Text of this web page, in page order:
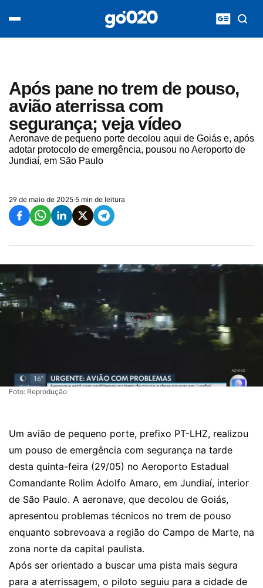
Após pane no trem de pouso,
avião aterrissa com
segurança; veja vídeo
Aeronave de pequeno porte decolou aqui de Goiás e, após
adotar protocolo de emergência, pousou no Aeroporto de
Jundiaí, em São Paulo
29 de maio de 2025·5 min de leitura
Foto: Reprodução
Um avião de pequeno porte, prefixo PT-LHZ, realizou
um pouso de emergência com segurança na tarde
desta quinta-feira (29/05) no Aeroporto Estadual
Comandante Rolim Adolfo Amaro, em Jundiaí, interior
de São Paulo. A aeronave, que decolou de Goiás,
apresentou problemas técnicos no trem de pouso
enquanto sobrevoava a região do Campo de Marte, na
zona norte da capital paulista.
Após ser orientado a buscar uma pista mais segura
para a aterrissagem, o piloto seguiu para a cidade de
acontece agora
entretenimento
vídeos
pod020